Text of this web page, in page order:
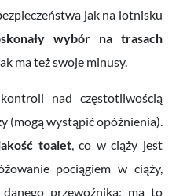
jak na lotnisku
wybór na trasach
ma też swoje minusy.
nad częstotliwością
(mogą wystąpić opóźnienia).
toalet, co w ciąży jest
pociągiem w ciąży,
przewoźnika; ma to